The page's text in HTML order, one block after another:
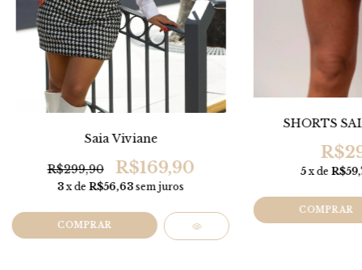
Saia Viviane
R$299,90 R$169,90
3 x de R$56,63 sem juros
COMPRAR
SHORTS
5 x de
COMPRAR